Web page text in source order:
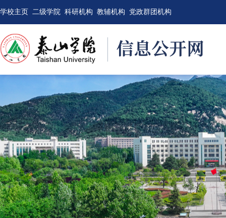
学校主页 二级学院 科研机构 教辅机构 党政群团机构